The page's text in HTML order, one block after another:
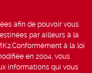
afin de pouvoir vous
par ailleurs à la
à la loi
en 2004, vous
informations qui vous